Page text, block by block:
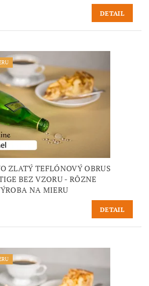
DETAIL
ZLATÝ TEFLÓNOVÝ OBRUS
BEZ VZORU - RÔZNE
NA MIERU
DETAIL